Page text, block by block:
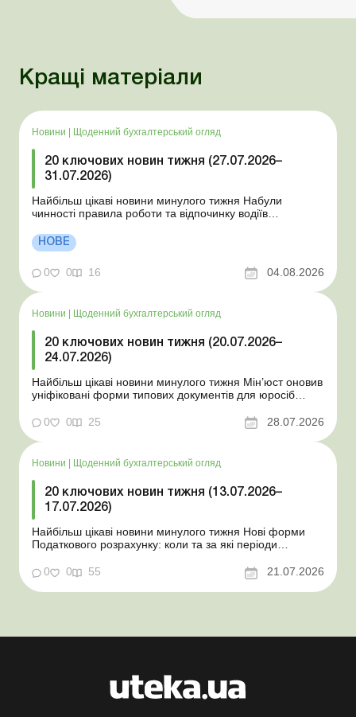
Кращі матеріали
Новини | Щоденний бухгалтерський огляд
20 ключових новин тижня (27.07.2026–
31.07.2026)
Найбільш цікаві новини минулого тижня Набули
чинності правила роботи та відпочинку водіїв
стан Для сільгосппідприємств і ФОП запроваджено нові
одноразові статистичні форми З 2 серпня змінюється
порядок зарахування окремих періодів роботи до стр...
НОВЕ
0 0 16 04.08.2026
Новини Щоденний бухгалтерський огляд
20 ключових новин тижня (20.07.2026–
24.07.2026)
Найбільш цікаві новини минулого тижня Мін’юст оновив
уніфіковані форми типових документів для юросіб
координаційного центру з організації бронювання У
працівника виявлено статус «у розшуку»: що потрібно
0 0 25 28.07.2026
Новини Щоденний бухгалтерський огляд
20 ключових новин тижня (13.07.2026–
17.07.2026)
Найбільш цікаві новини минулого тижня Нові форми
Податкового розрахунку: коли та за які періоди
відстрочки від призову під час мобілізації удосконалено
Кабмін утворив Координаційний центр з організації
бронювання військовозобов’язаних Верховна ...
0 0 55 21.07.2026